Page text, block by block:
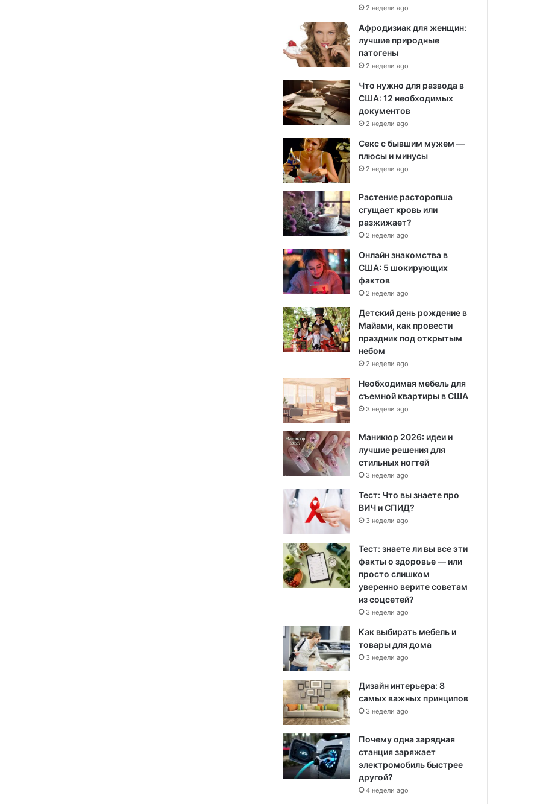
2 недели ago
Афродизиак для женщин:
лучшие природные
патогены
2 недели ago
Что нужно для развода в
США: 12 необходимых
документов
2 недели ago
Секс с бывшим мужем —
плюсы и минусы
2 недели ago
Растение расторопша
сгущает кровь или
разжижает?
2 недели ago
Онлайн знакомства в
США: 5 шокирующих
фактов
2 недели ago
Детский день рождение в
Майами, как провести
праздник под открытым
небом
2 недели ago
Необходимая мебель для
съемной квартиры в США
3 недели ago
Маникюр 2026: идеи и
лучшие решения для
стильных ногтей
3 недели ago
Тест: Что вы знаете про
ВИЧ и СПИД?
3 недели ago
Тест: знаете ли вы все эти
факты о здоровье — или
просто слишком
уверенно верите советам
из соцсетей?
3 недели ago
Как выбирать мебель и
товары для дома
3 недели ago
Дизайн интерьера: 8
самых важных принципов
3 недели ago
Почему одна зарядная
станция заряжает
электромобиль быстрее
другой?
4 недели ago